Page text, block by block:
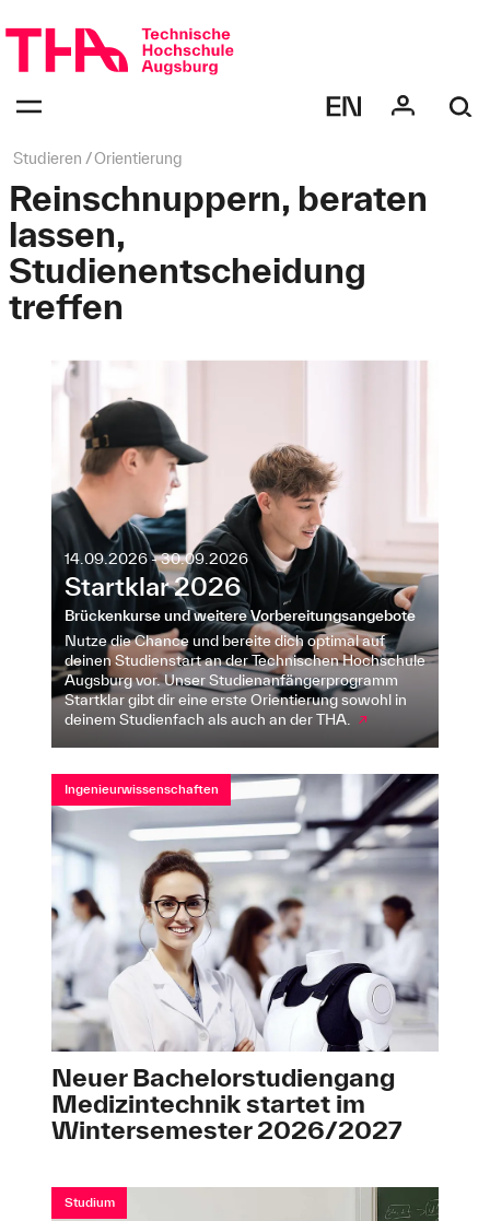
überspringen
bestätigen
des
Seitenpfad:
Studieren Orientierung
Reinschnuppern, beraten
lassen,
Studienentscheidung
treffen
14.09.2026 - 30.09.2026
Startklar 2026
Brückenkurse und weitere Vorbereitungsangebote
Nutze die Chance und bereite dich optimal auf
deinen Studienstart an der Technischen Hochschule
Augsburg vor. Unser Studienanfängerprogramm
Startklar gibt dir eine erste Orientierung sowohl in
deinem Studienfach als auch an der THA. ↗
Ingenieurwissenschaften
Neuer Bachelorstudiengang
Medizintechnik startet im
Wintersemester 2026/2027
Studium